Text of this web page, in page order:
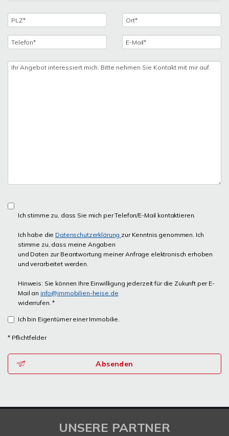
Ich stimme zu, dass Sie mich per Telefon/E-Mail kontaktieren.
Ich habe die Datenschutzerklärung zur Kenntnis genommen. Ich
stimme zu, dass meine Angaben
und Daten zur Beantwortung meiner Anfrage elektronisch erhoben
und verarbeitet werden.
Hinweis: Sie können Ihre Einwilligung jederzeit für die Zukunft per E-
Mail an info@immobilien-heise.de
widerrufen. *
Ich bin Eigentümer einer Immobilie.
* Pflichtfelder
Absenden
UNSERE PARTNER